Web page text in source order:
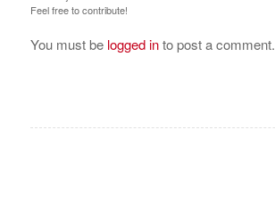
Feel free to contribute!
You must be logged into post a comment.